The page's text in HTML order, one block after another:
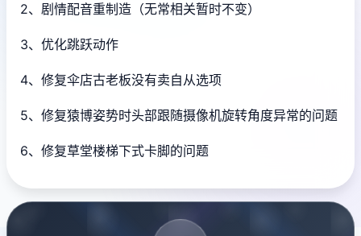
2、剧情配音重制造（无常相关暂时不变）
3、优化跳跃动作
4、修复伞店古老板没有卖自从选项
5、修复猿博姿势时头部跟随摄像机旋转角度异常的问题
6、修复草堂楼梯下式卡脚的问题